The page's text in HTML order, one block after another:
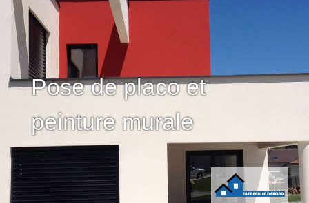
Pose de placo et
peinture murale